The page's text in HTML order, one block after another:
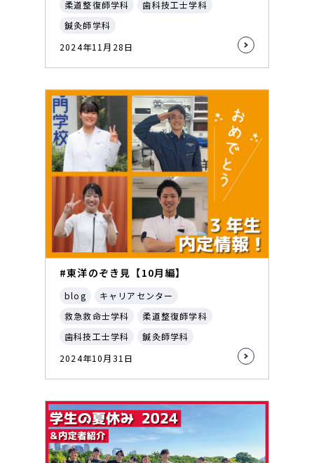
柔道整復師学科
歯科技工士学科
鍼灸師学科
2024年11月28日
#東洋のぞき見【10月編】
blog
キャリアセンター
救急救命士学科
柔道整復師学科
歯科技工士学科
鍼灸師学科
2024年10月31日